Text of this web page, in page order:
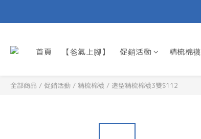
首頁 【爸氣上腳】 促銷活動 精梳棉襪
全部商品 / 促銷活動 / 精梳棉襪 / 造型精梳棉襪3雙$112